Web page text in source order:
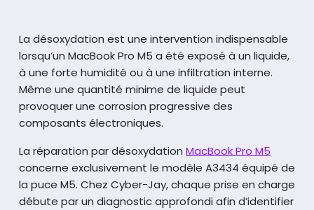
La désoxydation est une intervention indispensable
lorsqu’un MacBook Pro M5 a été exposé à un liquide,
à une forte humidité ou à une infiltration interne.
Même une quantité minime de liquide peut
provoquer une corrosion progressive des
composants électroniques.
La réparation par désoxydation MacBook Pro M5
concerne exclusivement le modèle A3434 équipé de
la puce M5. Chez Cyber-Jay, chaque prise en charge
débute par un diagnostic approfondi afin d’identifier